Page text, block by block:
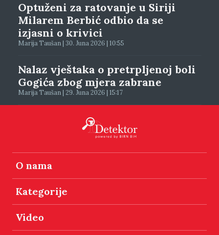
Optuženi za ratovanje u Siriji
Milarem Berbić odbio da se
izjasni o krivici
Marija Taušan | 30. Juna 2026 | 10:55
Nalaz vještaka o pretrpljenoj boli
Gogića zbog mjera zabrane
Marija Taušan | 29. Juna 2026 | 15:17
O nama
Kategorije
Video